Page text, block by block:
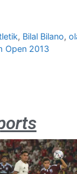
, Bilal Bilano,
Open 2013